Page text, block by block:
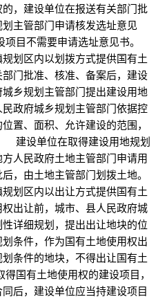
，建设单位在报送有关部门批
主管部门申请核发选址意见
不需要申请选址意见书。
区内以划拨方式提供国有土
门批准、核准、备案后，建设
乡规划主管部门提出建设用地
政府城乡规划主管部门依据控
置、面积、允许建设的范围，
设单位在取得建设用地规划
人民政府土地主管部门申请用
，由土地主管部门划拨土地。
区内以出让方式提供国有土
出让前，城市、县人民政府城
详细规划，提出出让地块的位
条件，作为国有土地使用权出
条件的地块，不得出让国有土
有土地使用权的建设项目，
后，建设单位应当持建设项目